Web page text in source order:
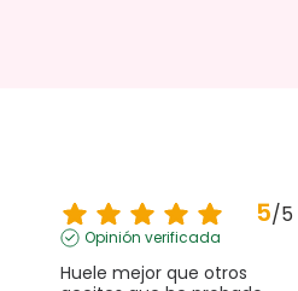
5/5
Opinión verificada
Huele mejor que otros